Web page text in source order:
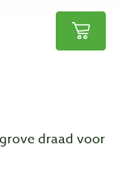
draad voor